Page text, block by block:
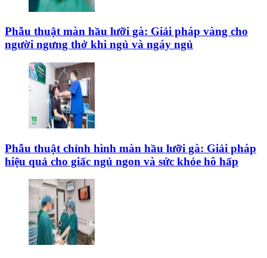
Phẫu thuật màn hầu lưỡi gà: Giải pháp vàng cho
người ngưng thở khi ngủ và ngáy ngủ
Phẫu thuật chỉnh hình màn hầu lưỡi gà: Giải pháp
hiệu quả cho giấc ngủ ngon và sức khỏe hô hấp